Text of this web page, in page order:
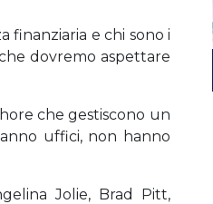
finanziaria e chi sono i
dovremo aspettare
che gestiscono un
uffici, non hanno
Jolie, Brad Pitt,